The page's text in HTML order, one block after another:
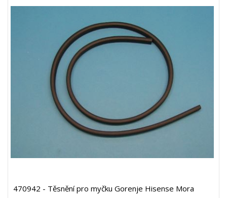
470942 - Těsnění pro myčku Gorenje Hisense Mora